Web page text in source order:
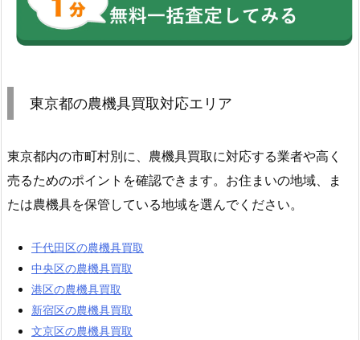
東京都の農機具買取対応エリア
東京都内の市町村別に、農機具買取に対応する業者や高く
売るためのポイントを確認できます。お住まいの地域、ま
たは農機具を保管している地域を選んでください。
千代田区の農機具買取
中央区の農機具買取
港区の農機具買取
新宿区の農機具買取
文京区の農機具買取